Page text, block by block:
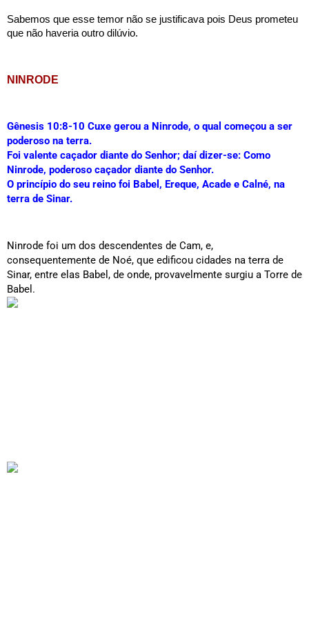
Sabemos que esse temor não se justificava pois Deus prometeu
que não haveria outro dilúvio.
NINRODE
Gênesis 10:8-10 Cuxe gerou a Ninrode, o qual começou a ser
poderoso na terra.
Foi valente caçador diante do Senhor; daí dizer-se: Como
Ninrode, poderoso caçador diante do Senhor.
O princípio do seu reino foi Babel, Ereque, Acade e Calné, na
terra de Sinar.
Ninrode foi um dos descendentes de Cam, e,
consequentemente de Noé, que edificou cidades na terra de
Sinar, entre elas Babel, de onde, provavelmente surgiu a Torre de
Babel.